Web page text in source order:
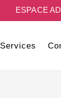
ESPACE AD
Services